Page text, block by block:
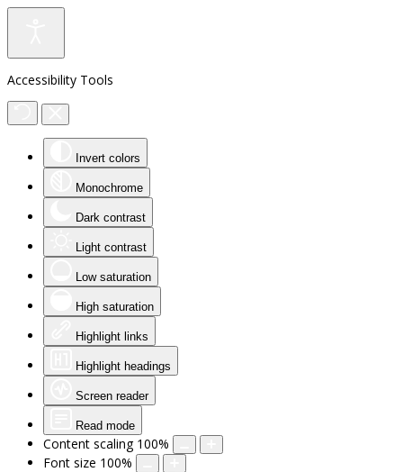
Accessibility Tools
Invert colors
Monochrome
Dark contrast
Light contrast
Low saturation
High saturation
Highlight links
Highlight headings
Screen reader
Read mode
Content scaling 100%
Font size 100%